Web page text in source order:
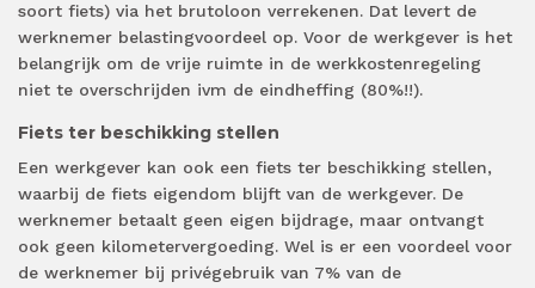
soort fiets) via het brutoloon verrekenen. Dat levert de
werknemer belastingvoordeel op. Voor de werkgever is het
belangrijk om de vrije ruimte in de werkkostenregeling
niet te overschrijden ivm de eindheffing (80%!!).
Fiets ter beschikking stellen
Een werkgever kan ook een fiets ter beschikking stellen,
waarbij de fiets eigendom blijft van de werkgever. De
werknemer betaalt geen eigen bijdrage, maar ontvangt
ook geen kilometervergoeding. Wel is er een voordeel voor
de werknemer bij privégebruik van 7% van de